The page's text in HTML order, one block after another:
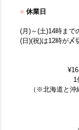
■ 休業日
(月)～(土)14時まで
(日)(祝)は12時が〆
1
（※北海道と沖